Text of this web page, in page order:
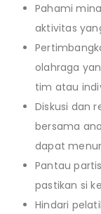
Pahami
aktivitas
olahraga
tim atau
Diskusi dan
bersama
dapat
Pantau
pastikan si
Hindari